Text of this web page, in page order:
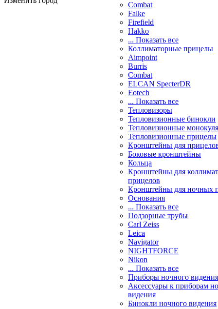
Combat
Falke
Firefield
Hakko
... Показать все
Коллиматорные прицелы
Aimpoint
Burris
Combat
ELCAN SpecterDR
Eotech
... Показать все
Тепловизоры
Тепловизионные бинокли
Тепловизионные
Тепловизионные прицелы
Кронштейны для
Боковые кронштейны
Кольца
Кронштейны для
прицелов
Кронштейны для ночных
Основания
... Показать все
Подзорные трубы
Carl Zeiss
Leica
Navigator
NIGHTFORCE
Nikon
... Показать все
Приборы ночного видения
Аксессуары к приборам
видения
Бинокли ночного видения